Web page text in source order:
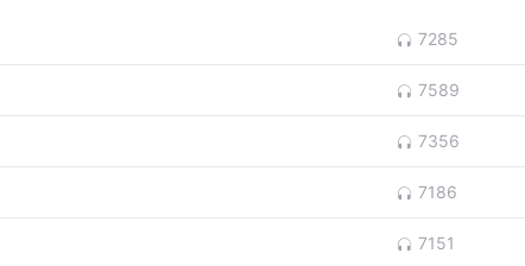
7285
7589
7356
7186
7151